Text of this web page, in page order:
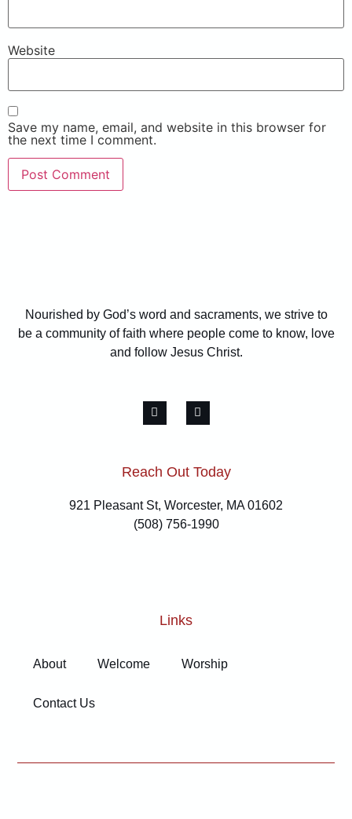
Website
Save my name, email, and website in this browser for
the next time I comment.
Nourished by God’s word and sacraments, we strive to
be a community of faith where people come to know, love
and follow Jesus Christ.
Reach Out Today
921 Pleasant St, Worcester, MA 01602
(508) 756-1990
Links
About Welcome Worship
Contact Us